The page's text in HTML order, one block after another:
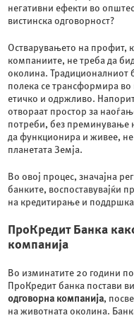
негативни ефекти во
вистинска одговорност?
Остварувањето на профит,
компаниите, не треба да
околина. Традиционалниот
полека се трансформира
етичко и одржливо.
отвораат простор за
потреби, без преминување
да функционира и живее, не
планетата Земја.
Во овој процес, значајна
банките, воспоставувајќи
на кредитирање и поддршка
ПроКредит Банка
компанија
Во изминатите 20 години
ПроКредит банка постави
одговорна компанија,
на животната околина.